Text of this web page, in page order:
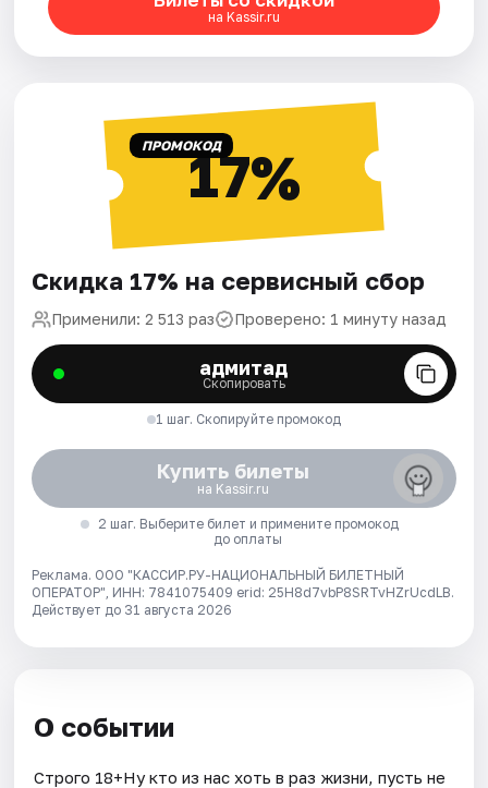
на Kassir.ru
ПРОМОКОД17%
Скидка 17% на сервисный сбор
Применили: 2 513 раз Проверено: 1 минуту назад
адмитад
Скопировать
1 шаг. Скопируйте промокод
Купить билеты
на Kassir.ru
2 шаг. Выберите билет и примените промокод
до оплаты
Реклама. ООО "КАССИР.РУ-НАЦИОНАЛЬНЫЙ БИЛЕТНЫЙ
ОПЕРАТОР", ИНН: 7841075409 erid: 25H8d7vbP8SRTvHZrUcdLB.
Действует до 31 августа 2026
О событии
Строго 18+Ну кто из нас хоть в раз жизни, пусть не